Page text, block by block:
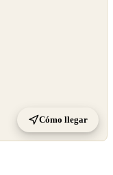
Cómo llegar